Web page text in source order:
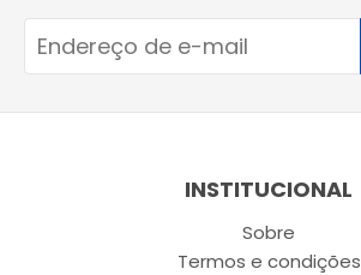
INSTITUCIONAL
Sobre
Termos e condições